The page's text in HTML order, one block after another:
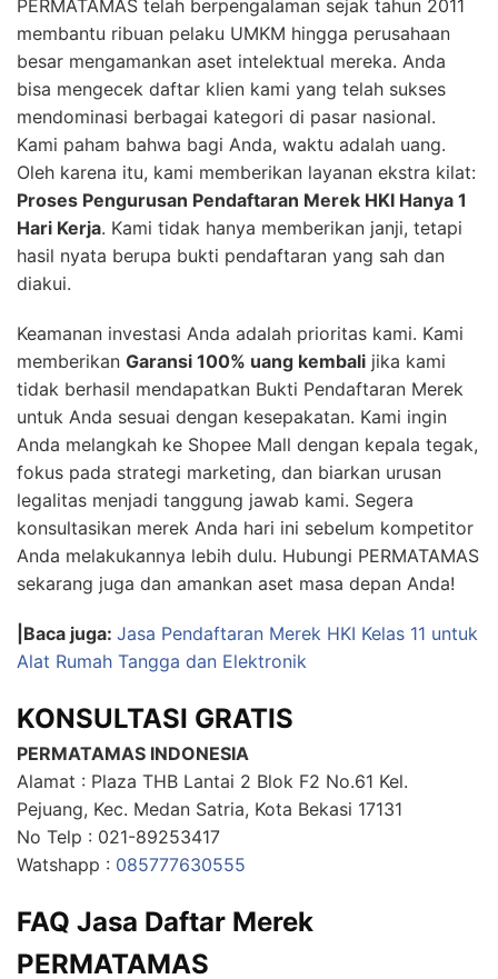
PERMATAMAS telah berpengalaman sejak tahun 2011
membantu ribuan pelaku UMKM hingga perusahaan
besar mengamankan aset intelektual mereka. Anda
bisa mengecek daftar klien kami yang telah sukses
mendominasi berbagai kategori di pasar nasional.
Kami paham bahwa bagi Anda, waktu adalah uang.
Oleh karena itu, kami memberikan layanan ekstra kilat:
Proses Pengurusan Pendaftaran Merek HKI Hanya 1
Hari Kerja. Kami tidak hanya memberikan janji, tetapi
hasil nyata berupa bukti pendaftaran yang sah dan
diakui.
Keamanan investasi Anda adalah prioritas kami. Kami
memberikan Garansi 100% uang kembali jika kami
tidak berhasil mendapatkan Bukti Pendaftaran Merek
untuk Anda sesuai dengan kesepakatan. Kami ingin
Anda melangkah ke Shopee Mall dengan kepala tegak,
fokus pada strategi marketing, dan biarkan urusan
legalitas menjadi tanggung jawab kami. Segera
konsultasikan merek Anda hari ini sebelum kompetitor
Anda melakukannya lebih dulu. Hubungi PERMATAMAS
sekarang juga dan amankan aset masa depan Anda!
|Baca juga: Jasa Pendaftaran Merek HKI Kelas 11 untuk
Alat Rumah Tangga dan Elektronik
KONSULTASI GRATIS
PERMATAMAS INDONESIA
Alamat : Plaza THB Lantai 2 Blok F2 No.61 Kel.
Pejuang, Kec. Medan Satria, Kota Bekasi 17131
No Telp : 021-89253417
Watshapp : 085777630555
FAQ Jasa Daftar Merek
PERMATAMAS